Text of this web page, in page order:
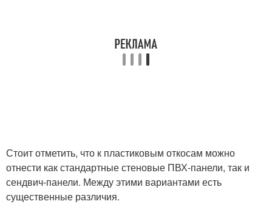
Стоит отметить, что к пластиковым откосам можно
отнести как стандартные стеновые ПВХ-панели, так и
сендвич-панели. Между этими вариантами есть
существенные различия.